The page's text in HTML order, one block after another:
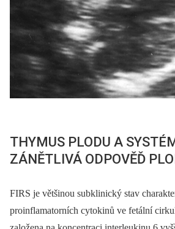
THYMUS PLODU A
ZÁNĚTLIVÁ ODPOVĚĎ
FIRS je většinou subklinický stav
proinflamatorních cytokinů ve fetální